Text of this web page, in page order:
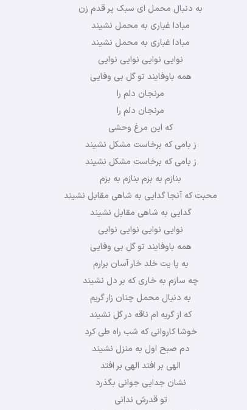
به دنبال محمل ای سبک پر قدم زن
مبادا غباری به محمل نشیند
مبادا غباری به محمل نشیند
نوایی نوایی نوایی نوایی
همه باوفایند تو گل بی وفایی
مرنجان دلم را
مرنجان دلم را
که این مرغ وحشی
ز بامی که برخاست مشکل نشیند
ز بامی که برخاست مشکل نشیند
بنازم به بزم بنازم به بزم
محبت که آنجا گدایی به شاهی مقابل نشیند
گدایی به شاهی مقابل نشیند
نوایی نوایی نوایی نوایی
همه باوفایند تو گل بی وفایی
به پا یت خلد خار آسان برارم
چه سازم به خاری که بر دل نشیند
به دنبال محمل چنان زار گریم
که از گریه ام ناقه در گل نشیند
خوشا کاروانی که شب راه طی کرد
دم صبح اول به منزل نشیند
الهی بر افتد الهی بر افتد
نشان جدایی جوانی بگذرد
تو قدرش ندانی